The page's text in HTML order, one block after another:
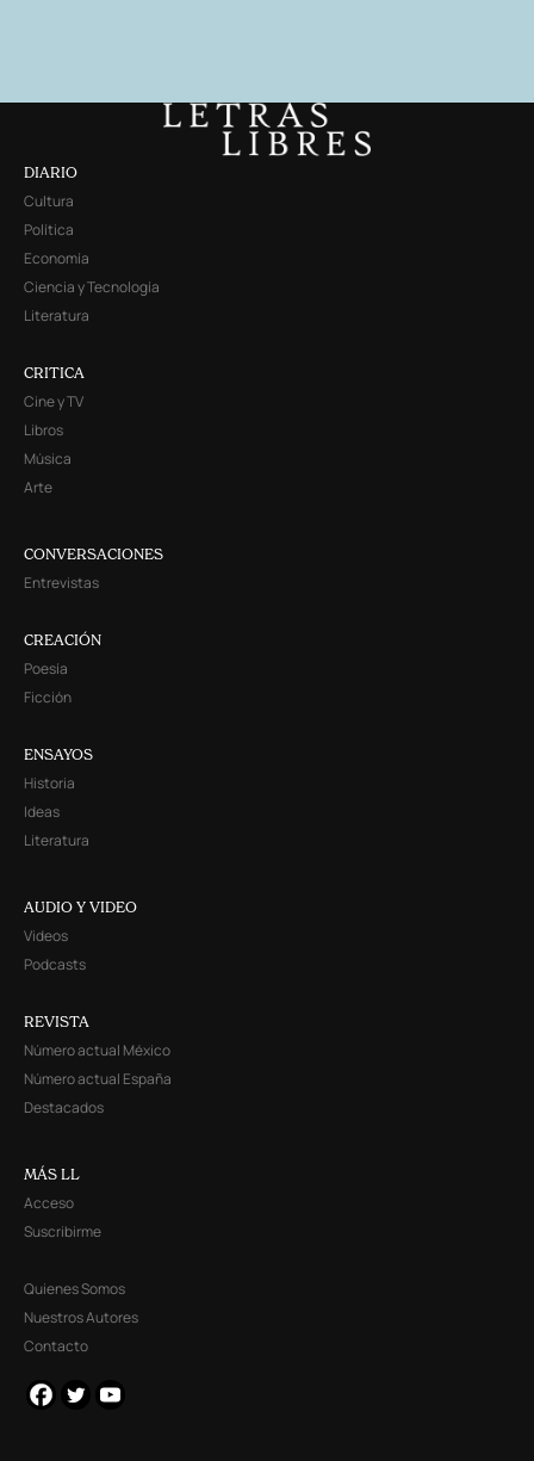
DIARIO
Cultura
Política
Economía
Ciencia y Tecnología
Literatura
CRITICA
Cine y TV
Libros
Música
Arte
CONVERSACIONES
Entrevistas
CREACIÓN
Poesía
Ficción
ENSAYOS
Historia
Ideas
Literatura
AUDIO Y VIDEO
Videos
Podcasts
REVISTA
Número actual México
Número actual España
Destacados
MÁS LL
Acceso
Suscribirme
Quienes Somos
Nuestros Autores
Contacto